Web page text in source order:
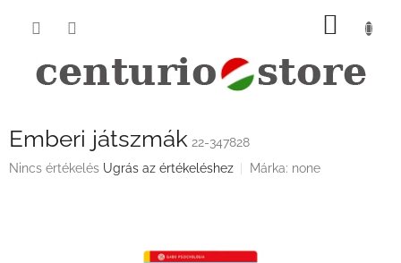
KOSÁR
Emberi játszmák 22-347828
A
Nincs értékelés Ugrás az értékeléshez Márka: none